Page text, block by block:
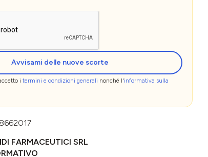
Avvisami delle nuove scorte
i termini e condizioni generali nonché l'informativa sulla
IDI FARMACEUTICI SRL